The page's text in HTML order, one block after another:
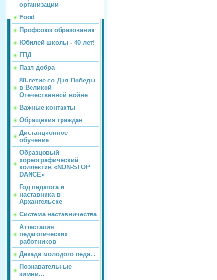
организации
Food
Профсоюз образования
Юбилей школы - 40 лет!
ГПД
Пазл добра
80-летие со Дня Победы
в Великой
Отечественной войне
Важные контакты
Обращения граждан
Дистанционное
обучение
Образцовый
хореографический
коллектив «NON-STOP
DANCE»
Год педагога и
наставника в
Архангельске
Система наставничества
Аттестация
педагогических
работников
Декада молодого педа...
Познавательные
зимни...